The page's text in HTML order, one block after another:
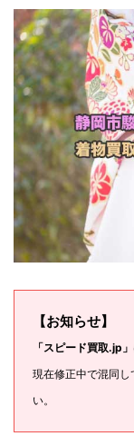
【お知らせ】
「スピード買取.jp
現在修正中で混同
い。